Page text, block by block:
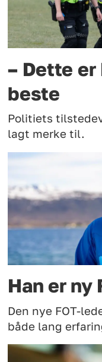
– Dette
beste
Politiets
lagt merke til.
Han er ny
Den nye FOT-
både lang